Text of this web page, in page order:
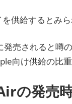
供給するとみ
売されると噂
向け供給の比
の発売